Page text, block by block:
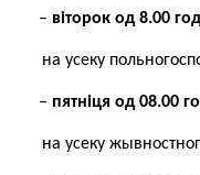
– віторок од 8.00
на усеку
– пятніця од 08.00
на усеку